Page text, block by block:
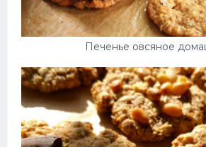
Печенье овсяное